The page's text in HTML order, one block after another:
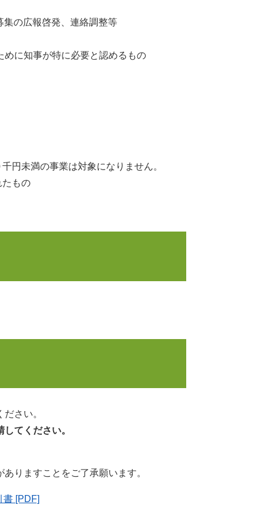
の広報啓発、連絡調整等
知事が特に必要と認めるもの
円未満の事業は対象になりません。
もの
さい。
てください。
りますことをご了承願います。
[PDF]